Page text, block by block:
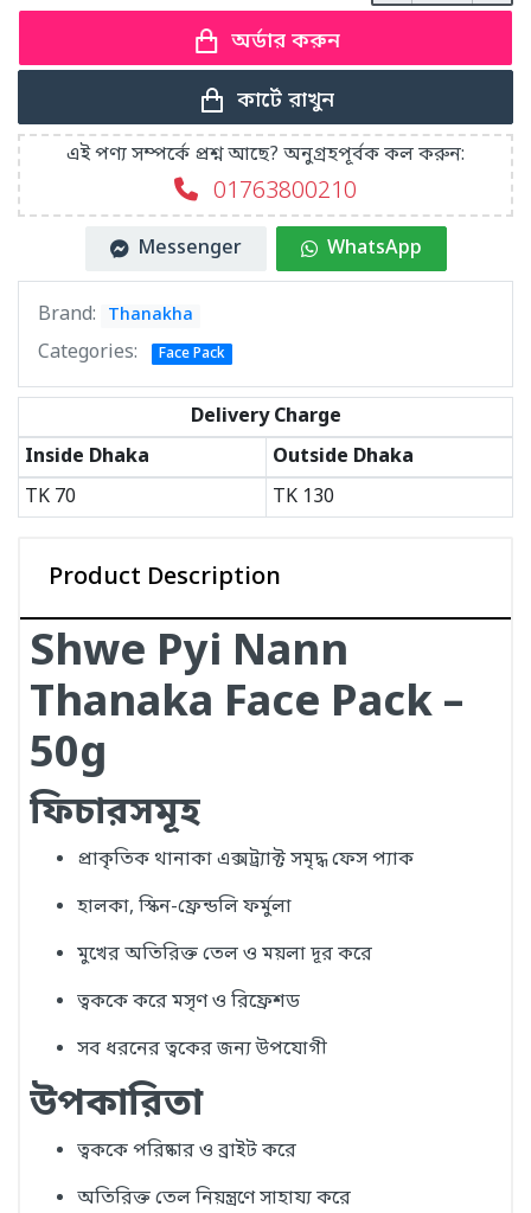
অর্ডার করুন
কার্টে রাখুন
এই পণ্য সম্পর্কে প্রশ্ন আছে? অনুগ্রহপূর্বক কল করুন:
01763800210
Messenger WhatsApp
Brand: Thanakha
Categories: Face Pack
Delivery Charge
Inside Dhaka
Outside Dhaka
TK 70 TK 130
Product Description
Shwe Pyi Nann
Thanaka Face Pack –
50g
ফিচারসমূহ
প্রাকৃতিক থানাকা এক্সট্র্যাক্ট সমৃদ্ধ ফেস প্যাক
হালকা, স্কিন-ফ্রেন্ডলি ফর্মুলা
মুখের অতিরিক্ত তেল ও ময়লা দূর করে
ত্বককে করে মসৃণ ও রিফ্রেশড
সব ধরনের ত্বকের জন্য উপযোগী
উপকারিতা
ত্বককে পরিষ্কার ও ব্রাইট করে
অতিরিক্ত তেল নিয়ন্ত্রণে সাহায্য করে